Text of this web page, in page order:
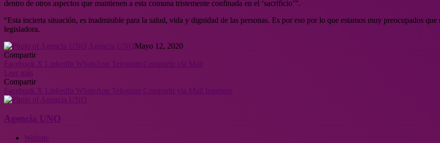
dentro de otros aspectos que mantienen a esta comuna tristemente confinada en el ‘sacrificio’”.
“Esta incierta situación, es inadmisible para la salud, vida y dignidad de las personas. Es por eso por lo que estamos muy preocupados
legisladora.
Mayo 12, 2020
Compartir
Facebook
X WhatsApp
Leer más
Compartir
Facebook X LinkedIn WhatsApp Telegram
Agencia UNO
Website